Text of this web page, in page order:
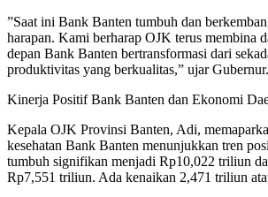
​”Saat ini Bank Banten tumbuh dan
harapan. Kami berharap OJK terus membina
depan Bank Banten bertransformasi dari
produktivitas yang berkualitas,” ujar Gubernur.
​Kinerja Positif Bank Banten dan Ekonomi
Kepala OJK Provinsi Banten, Adi,
kesehatan Bank Banten menunjukkan tren
tumbuh signifikan menjadi Rp10,022 triliun
Rp7,551 triliun. Ada kenaikan 2,471 triliun